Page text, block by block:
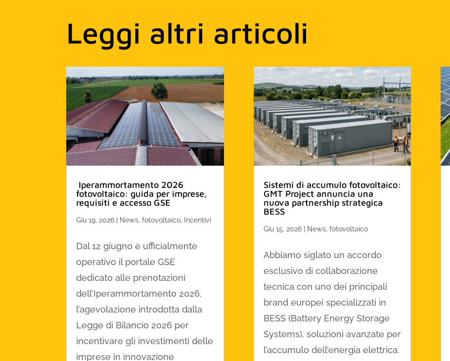
Leggi altri articoli
Iperammortamento 2026
fotovoltaico: guida per imprese,
requisiti e accesso GSE
Giu 19, 2026 News,fotovoltaico, Incentivi
Dal 12 giugno è ufficialmente
operativo il portale GSE
dedicato alle prenotazioni
dell’Iperammortamento 2026,
l’agevolazione introdotta dalla
Legge di Bilancio 2026 per
incentivare gli investimenti delle
imprese in innovazione
Sistemi di accumulo fotovoltaico:
GMT Project annuncia una
nuova partnership strategica
BESS
Giu 15, 2026| News, fotovoltaico
Abbiamo siglato un accordo
esclusivo di collaborazione
tecnica con uno dei principali
brand europei specializzati in
BESS (Battery Energy Storage
Systems), soluzioni avanzate per
l’accumulo dell’energia elettrica.